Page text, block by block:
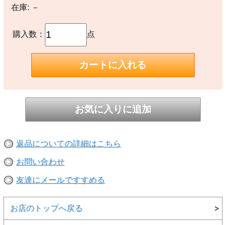
【素材】
〇リブ部分：コットン60% ポリエステル40%
※撮影時の環境やご使用のPCモニター等の環境により実際の色味と
多少異なる場合があります。
※当店取扱い商品は一部店頭在庫と共有をしております。
生し、やむをえずご注文をキャンセルさせていただく場合がございま
す。完売や欠品の場合は大変ご迷惑をおかけしますが、予めご了承の
在庫: －
購入数： 点
返品についての詳細はこちら
お問い合わせ
友達にメールですすめる
お店のトップへ戻る